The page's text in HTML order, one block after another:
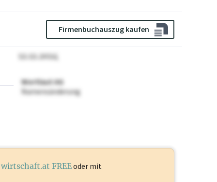
Firmenbuchauszug kaufen
12.12.2024
Wortlaut AG
Namensänderung
wirtschaft.at FREEoder mit